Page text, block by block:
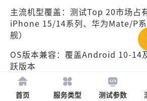
主流机型覆盖：测试Top 20市场占
iPhone 15/14系列、华为Mate/P
舰）
OS版本兼容：覆盖Android 10-14
跃版本
特殊设备验证：折叠屏（如三星
Pro）的专属适配
首页 服务类型 测试参数